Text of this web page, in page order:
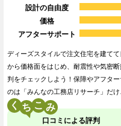
設計の自由度
価格
アフターサポート
ディーズスタイルで注文住宅を建て
から価格面をはじめ、耐震性や気密
判をチェックしよう！保障やアフタ
のは「みんなの工務店リサーチ」だけ
く こ
口コミによる評判